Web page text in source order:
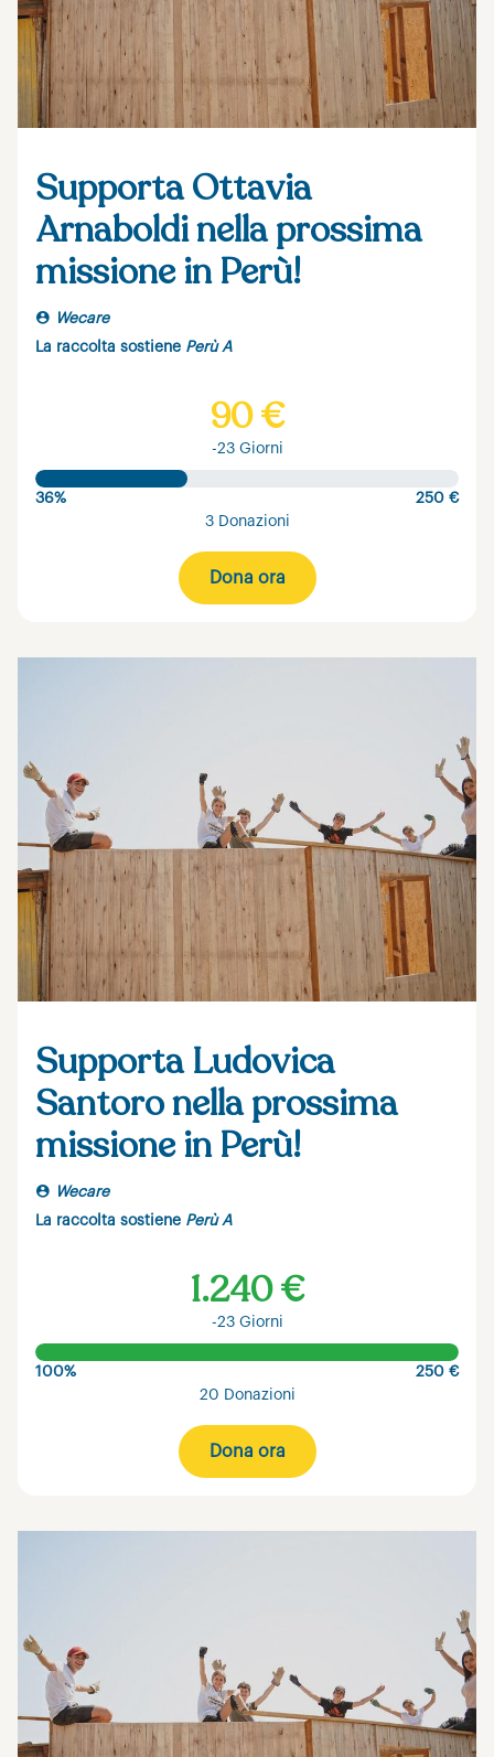
Supporta Ottavia
Arnaboldi nella prossima
missione in Perù!
Wecare
La raccolta sostiene Perù A
90 €
-23 Giorni
36%
250 €
3 Donazioni
Dona ora
Supporta Ludovica
Santoro nella prossima
missione in Perù!
Wecare
La raccolta sostiene Perù A
1.240 €
-23 Giorni
100%
250 €
20 Donazioni
Dona ora